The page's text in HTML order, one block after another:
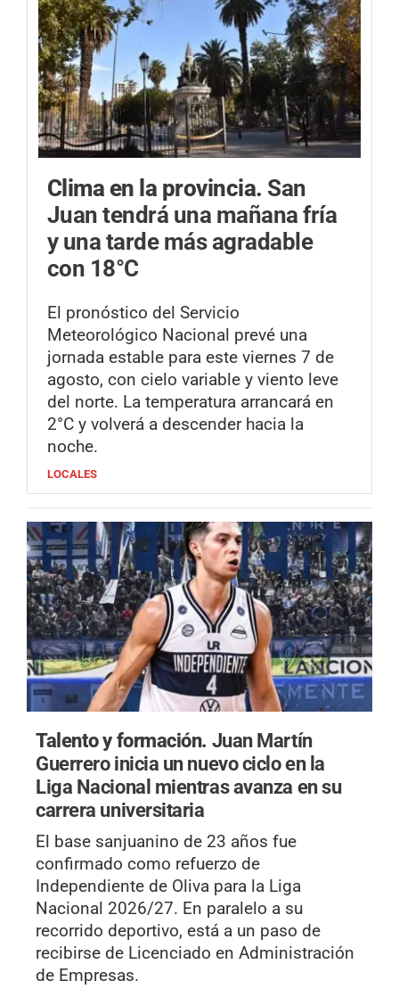
Clima en la provincia. San
Juan tendrá una mañana fría
y una tarde más agradable
con 18°C
El pronóstico del Servicio
Meteorológico Nacional prevé una
jornada estable para este viernes 7 de
agosto, con cielo variable y viento leve
del norte. La temperatura arrancará en
2°C y volverá a descender hacia la
noche.
LOCALES
Talento y formación. Juan Martín
Guerrero inicia un nuevo ciclo en la
Liga Nacional mientras avanza en su
carrera universitaria
El base sanjuanino de 23 años fue
confirmado como refuerzo de
Independiente de Oliva para la Liga
Nacional 2026/27. En paralelo a su
recorrido deportivo, está a un paso de
recibirse de Licenciado en Administración
de Empresas.